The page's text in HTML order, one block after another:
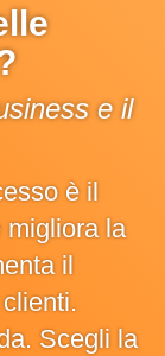
e il
è il
migliora la
il
Scegli la